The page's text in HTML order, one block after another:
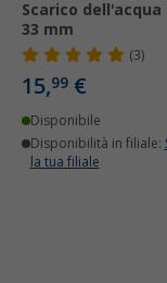
Scarico dell'acqua
33 mm
(3)
15,99 €
Disponibile
Disponibilità in filiale:
la tua filiale